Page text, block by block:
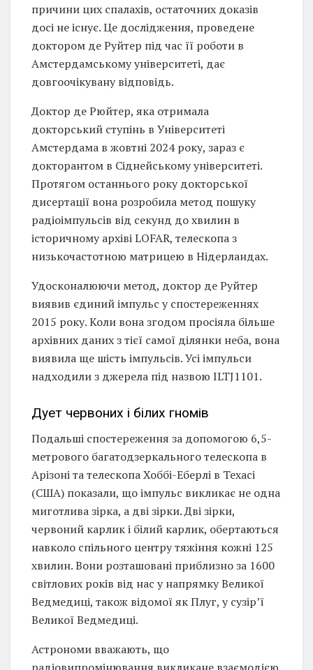
причини цих спалахів, остаточних доказів
досі не існує. Це дослідження, проведене
доктором де Руйтер під час її роботи в
Амстердамському університеті, дає
довгоочікувану відповідь.
Доктор де Рюйтер, яка отримала
докторський ступінь в Університеті
Амстердама в жовтні 2024 року, зараз є
докторантом в Сіднейському університеті.
Протягом останнього року докторської
дисертації вона розробила метод пошуку
радіоімпульсів від секунд до хвилин в
історичному архіві LOFAR, телескопа з
низькочастотною матрицею в Нідерландах.
Удосконалюючи метод, доктор де Руйтер
виявив єдиний імпульс у спостереженнях
2015 року. Коли вона згодом просіяла більше
архівних даних з тієї самої ділянки неба, вона
виявила ще шість імпульсів. Усі імпульси
надходили з джерела під назвою ILTJ1101.
Дует червоних і білих гномів
Подальші спостереження за допомогою 6,5-
метрового багатодзеркального телескопа в
Арізоні та телескопа Хоббі-Еберлі в Техасі
(США) показали, що імпульс викликає не одна
миготлива зірка, а дві зірки. Дві зірки,
червоний карлик і білий карлик, обертаються
навколо спільного центру тяжіння кожні 125
хвилин. Вони розташовані приблизно за 1600
світлових років від нас у напрямку Великої
Ведмедиці, також відомої як Плуг, у сузір’ї
Великої Ведмедиці.
Астрономи вважають, що